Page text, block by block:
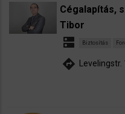
Cégalapítás,
Tibor
dns Biztosítás
directions